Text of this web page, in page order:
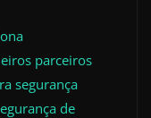
parceiros
segurança
de